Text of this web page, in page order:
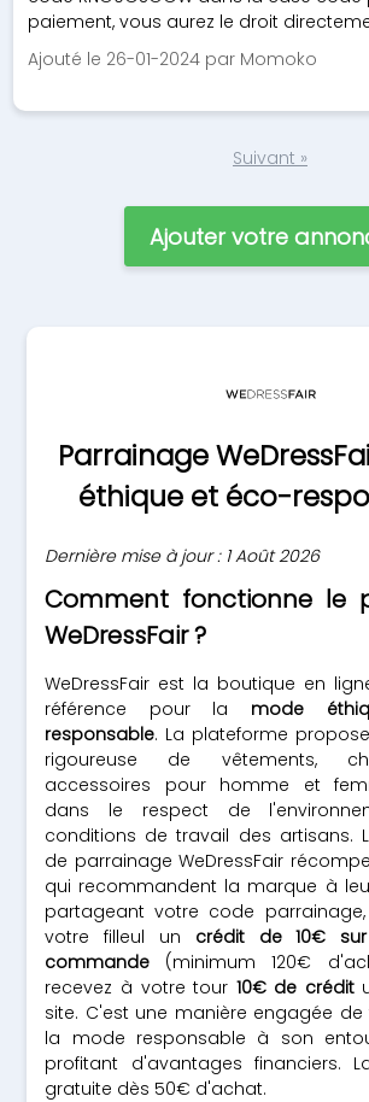
paiement, vous aurez le droit
Ajouté le 26-01-2024 par Momoko
Suivant »
Ajouter votre
Parrainage
éthique et éco-
Dernière mise à jour : 1 Août 2026
Comment fonctionne le
WeDressFair ?
WeDressFair est la boutique en
référence pour la mode
responsable. La plateforme
rigoureuse de vêtements,
accessoires pour homme et
dans le respect de
conditions de travail des artisans.
de parrainage WeDressFair
qui recommandent la marque à
partageant votre code
votre filleul un crédit de 10€
commande (minimum 120€
recevez à votre tour 10€ de crédit
site. C'est une manière engagée
la mode responsable à son
profitant d'avantages financiers.
gratuite dès 50€ d'achat.